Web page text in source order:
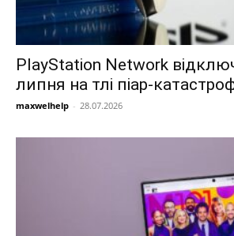
PlayStation Network
липня на тлі піар-
maxwelhelp - 28.07.2026